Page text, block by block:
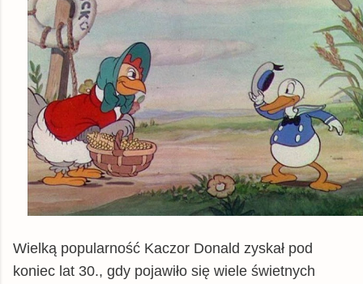
Wielką popularność Kaczor Donald zyskał pod
koniec lat 30., gdy pojawiło się wiele świetnych